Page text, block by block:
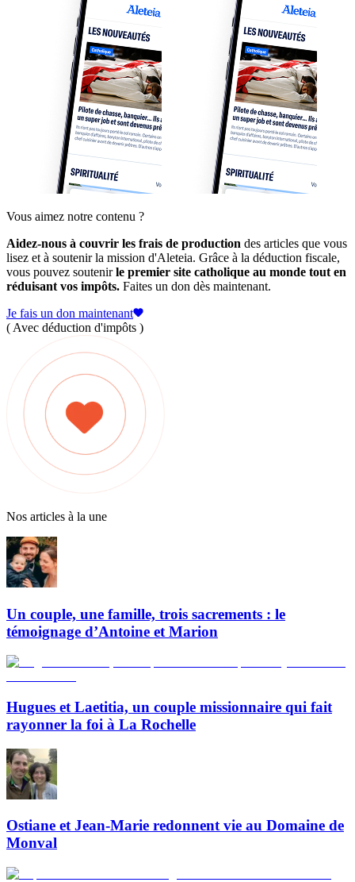
Vous aimez notre contenu ?
Aidez-nous à couvrir les frais de production des articles que vous
lisez et à soutenir la mission d'Aleteia. Grâce à la déduction fiscale,
vous pouvez soutenirle premier site catholique au monde tout en
réduisant vos impôts. Faites un don dès maintenant.
Je fais un don maintenant
( Avec déduction d'impôts )
Nos articles à la une
Un couple, une famille, trois sacrements : le
témoignage d’Antoine et Marion
Hugues et Laetitia, un couple missionnaire qui fait
rayonner la foi à La Rochelle
Ostiane et Jean-Marie redonnent vie au Domaine de
Monval